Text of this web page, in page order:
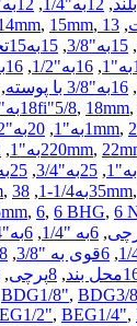
, 12به"1/4 , 12به"3/8
,
13 BHG
, 15mm,
, 15به"3/8 , 15به15تخت
, 16به"1/2 , 16به"1/2باپوسته
, 16به"3/8 با پوسته ,
18fi"5/8, 18mm,
1mm,
, 20به"1/2
220mm,
,
, 25به"3/4 , 25به1/4-1
35mm,
,
, 38به"1/2-1
, 6, 6 BHG, 6
, 6به "1/4 , 6به"1/4
, 6قوی به "3/8 ,
8 BHG
, 8پرچی ,
BDG1/8", BDG3/
2", BEG1/4",